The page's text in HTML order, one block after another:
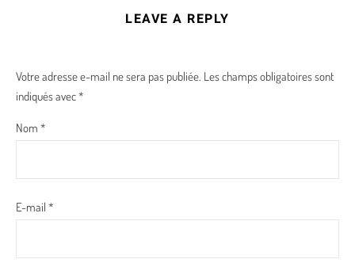
LEAVE A REPLY
Votre adresse e-mail ne sera pas publiée. Les champs obligatoires sont
indiqués avec*
Nom *
E-mail *